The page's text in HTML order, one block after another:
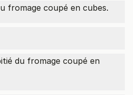
fromage coupé en cubes.
du fromage coupé en